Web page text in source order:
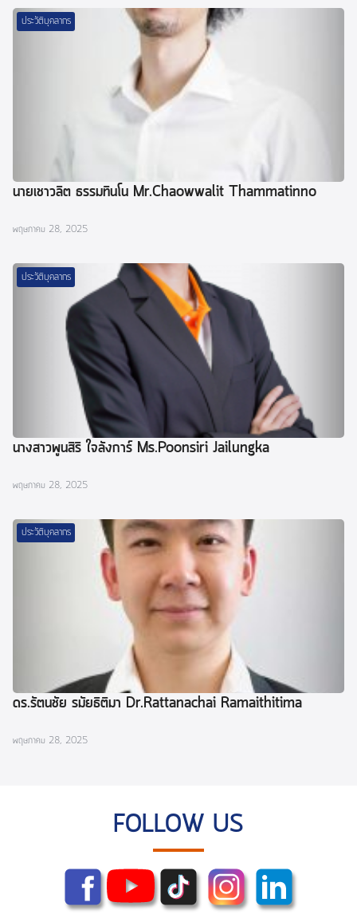
ประวัติบุคลากร
นายเชาวลิต ธรรมทินโน Mr.Chaowwalit Thammatinno
พฤษภาคม 28, 2025
ประวัติบุคลากร
นางสาวพูนสิริ ใจลังการ์ Ms.Poonsiri Jailungka
พฤษภาคม 28, 2025
ประวัติบุคลากร
ดร.รัตนชัย รมัยธิติมา Dr.Rattanachai Ramaithitima
พฤษภาคม 28, 2025
FOLLOW US